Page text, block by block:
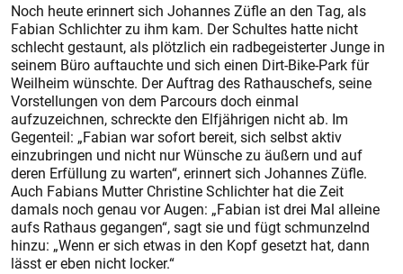
Noch heute erinnert sich Johannes Züfle an den Tag, als
Fabian Schlichter zu ihm kam. Der Schultes hatte nicht
schlecht gestaunt, als plötzlich ein radbegeisterter Junge in
seinem Büro auftauchte und sich einen Dirt-Bike-Park für
Weilheim wünschte. Der Auftrag des Rathauschefs, seine
Vorstellungen von dem Parcours doch einmal
aufzuzeichnen, schreckte den Elfjährigen nicht ab. Im
Gegenteil: „Fabian war sofort bereit, sich selbst aktiv
einzubringen und nicht nur Wünsche zu äußern und auf
deren Erfüllung zu warten“, erinnert sich Johannes Züfle.
Auch Fabians Mutter Christine Schlichter hat die Zeit
damals noch genau vor Augen: „Fabian ist drei Mal alleine
aufs Rathaus gegangen“, sagt sie und fügt schmunzelnd
hinzu: „Wenn er sich etwas in den Kopf gesetzt hat, dann
lässt er eben nicht locker.“